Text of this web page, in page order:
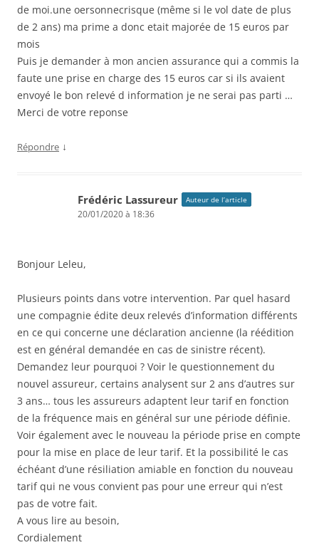
de moi.une oersonnecrisque (même si le vol date de plus
de 2 ans) ma prime a donc etait majorée de 15 euros par
mois
Puis je demander à mon ancien assurance qui a commis la
faute une prise en charge des 15 euros car si ils avaient
envoyé le bon relevé d information je ne serai pas parti …
Merci de votre reponse
Répondre ↓
Frédéric Lassureur Auteur de l’article
20/01/2020 à 18:36
Bonjour Leleu,
Plusieurs points dans votre intervention. Par quel hasard
une compagnie édite deux relevés d’information différents
en ce qui concerne une déclaration ancienne (la réédition
est en général demandée en cas de sinistre récent).
Demandez leur pourquoi ? Voir le questionnement du
nouvel assureur, certains analysent sur 2 ans d’autres sur
3 ans… tous les assureurs adaptent leur tarif en fonction
de la fréquence mais en général sur une période définie.
Voir également avec le nouveau la période prise en compte
pour la mise en place de leur tarif. Et la possibilité le cas
échéant d’une résiliation amiable en fonction du nouveau
tarif qui ne vous convient pas pour une erreur qui n’est
pas de votre fait.
A vous lire au besoin,
Cordialement